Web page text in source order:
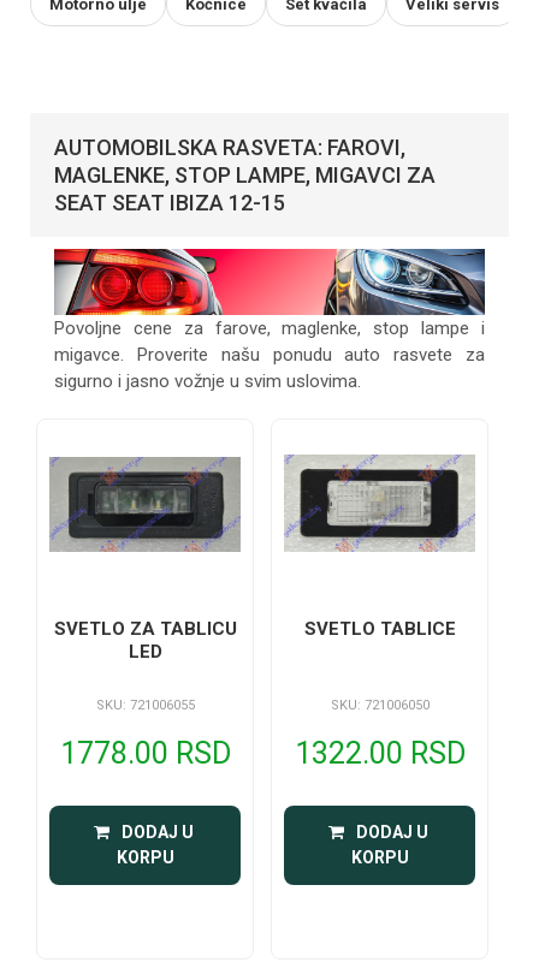
Motorno ulje Kočnice Set kvačila Veliki servis
AUTOMOBILSKA RASVETA: FAROVI,
MAGLENKE, STOP LAMPE, MIGAVCI ZA
SEAT SEAT IBIZA 12-15
Povoljne cene za farove, maglenke, stop lampe i
migavce. Proverite našu ponudu auto rasvete za
sigurno i jasno vožnje u svim uslovima.
SVETLO ZA TABLICU
LED
SKU: 721006055
1778.00 RSD
DODAJ U
KORPU
SVETLO TABLICE
SKU: 721006050
1322.00 RSD
DODAJ U
KORPU